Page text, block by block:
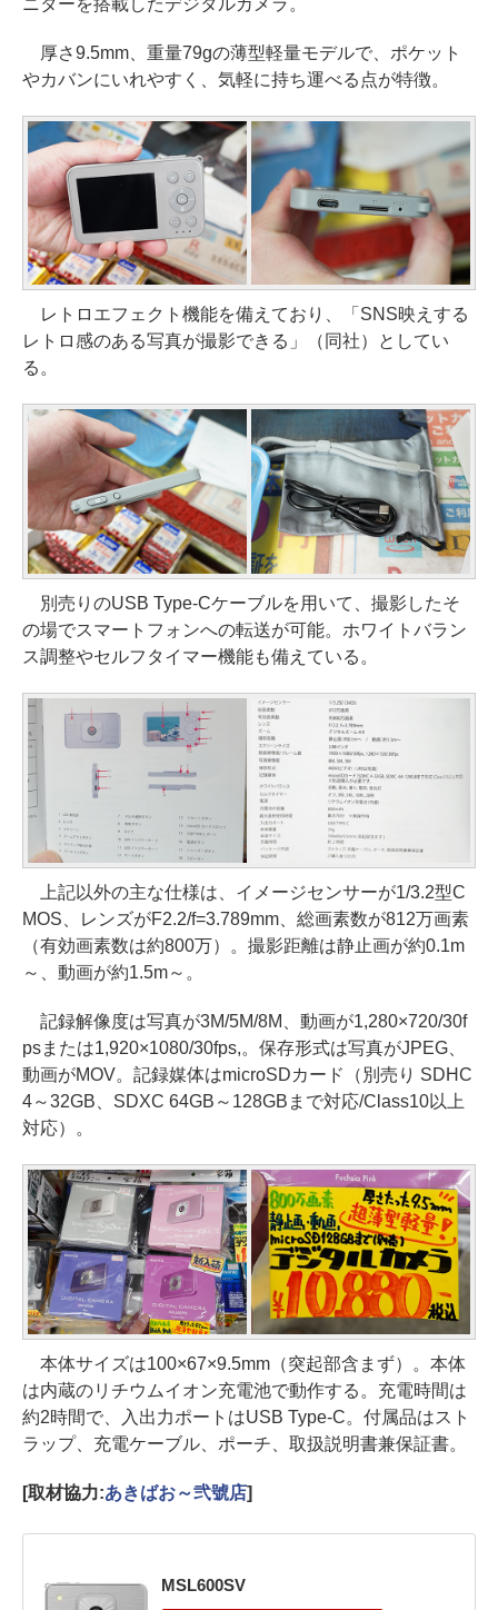
厚さ9.5mm、重量79gの薄型軽量モデルで、ポケット
やカバンにいれやすく、気軽に持ち運べる点が特徴。
レトロエフェクト機能を備えており、「SNS映えする
レトロ感のある写真が撮影できる」（同社）としてい
る。
別売りのUSB Type-Cケーブルを用いて、撮影したそ
の場でスマートフォンへの転送が可能。ホワイトバラン
ス調整やセルフタイマー機能も備えている。
上記以外の主な仕様は、イメージセンサーが1/3.2型C
MOS、レンズがF2.2/f=3.789mm、総画素数が812万画素
（有効画素数は約800万）。撮影距離は静止画が約0.1m
～、動画が約1.5m～。
記録解像度は写真が3M/5M/8M、動画が1,280×720/30f
psまたは1,920×1080/30fps,。保存形式は写真がJPEG、
動画がMOV。記録媒体はmicroSDカード（別売り SDHC
4～32GB、SDXC 64GB～128GBまで対応/Class10以上
対応）。
本体サイズは100×67×9.5mm（突起部含まず）。本体
は内蔵のリチウムイオン充電池で動作する。充電時間は
約2時間で、入出力ポートはUSB Type-C。付属品はスト
ラップ、充電ケーブル、ポーチ、取扱説明書兼保証書。
[取材協力:あきばお～弐號店]
MSL600SV